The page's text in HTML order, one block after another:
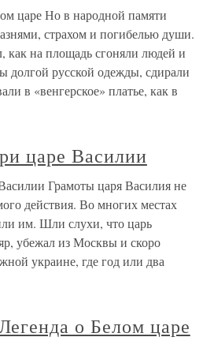
царе Но в народной памяти
страхом и погибелью души.
на площадь сгоняли людей и
долгой русской одежды, сдирали
в «венгерское» платье, как в
царе Василии
Грамоты царя Василия не
действия. Во многих местах
им. Шли слухи, что царь
убежал из Москвы и скоро
украине, где год или два
о Белом царе